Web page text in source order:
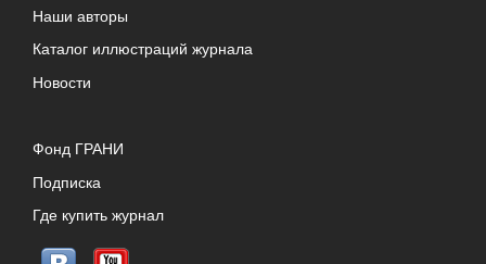
Наши авторы
Каталог иллюстраций журнала
Новости
Фонд ГРАНИ
Подписка
Где купить журнал